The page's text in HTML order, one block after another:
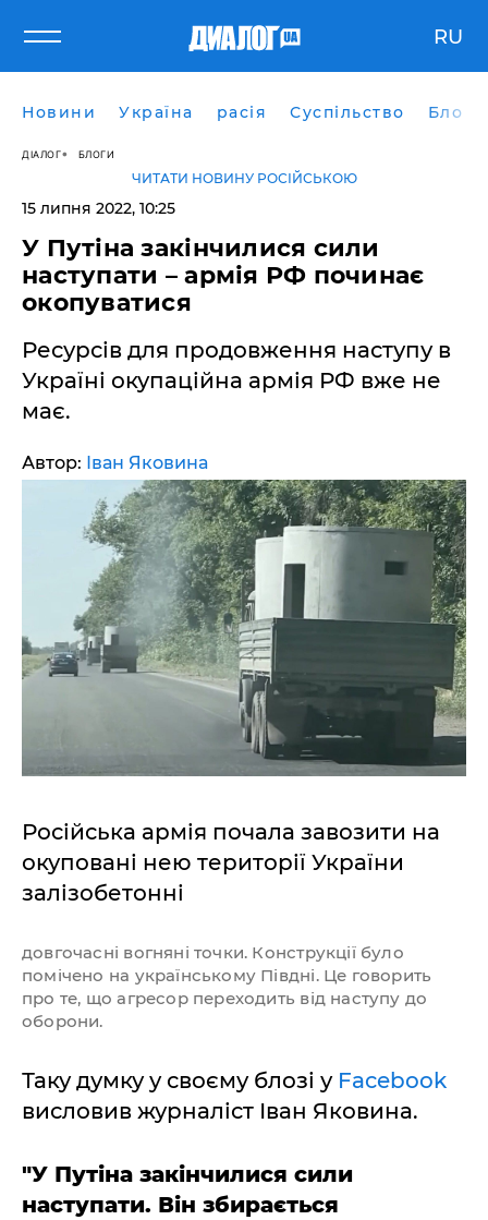
RU
Новини Україна расія Суспільство Блоги
ДІАЛОГ БЛОГИ
ЧИТАТИ НОВИНУ РОСІЙСЬКОЮ
15 липня 2022, 10:25
У Путіна закінчилися сили
наступати – армія РФ починає
окопуватися
Ресурсів для продовження наступу в
Україні окупаційна армія РФ вже не
має.
Автор: Іван Яковина
Російська армія почала завозити на
окуповані нею території України
залізобетонні
довгочасні вогняні точки. Конструкції було
помічено на українському Півдні. Це говорить
про те, що агресор переходить від наступу до
оборони.
Таку думку у своєму блозі у Facebook
висловив журналіст Іван Яковина.
"У Путіна закінчилися сили
наступати. Він збирається